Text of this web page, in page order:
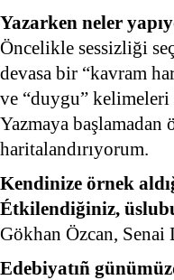
Yazarken neler
Öncelikle sessizliği
devasa bir “kavram
ve “duygu”
Yazmaya başlamadan
haritalandırıyorum.
Kendinize örnek
Étkilendiğiniz,
Gökhan Özcan,
Edebiyatıñ